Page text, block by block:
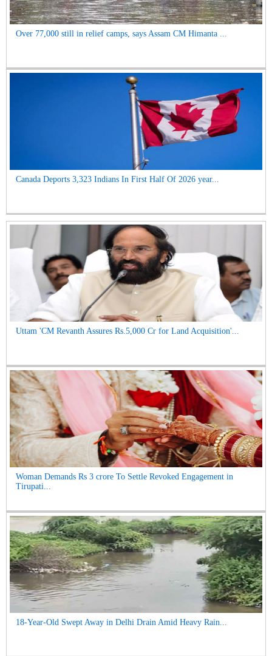
Over 77,000 still in relief camps, says Assam CM Himanta ...
Canada Deports 3,323 Indians In First Half Of 2026 year...
Uttam 'CM Revanth Assures Rs.5,000 Cr for Land Acquisition'...
Woman Demands Rs 3 crore To Settle Revoked Engagement in
Tirupati...
18-Year-Old Swept Away in Delhi Drain Amid Heavy Rain...